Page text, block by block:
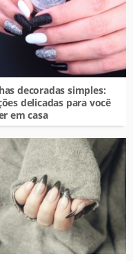
decoradas simples:
delicadas para você
em casa